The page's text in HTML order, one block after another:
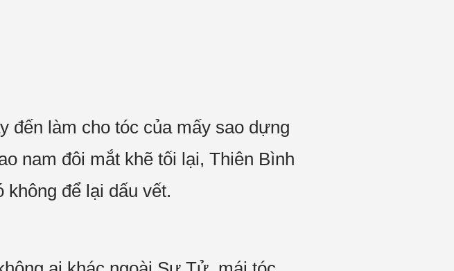
đến làm cho tóc của mấy sao dựng
nam đôi mắt khẽ tối lại, Thiên Bình
để lại dấu vết.